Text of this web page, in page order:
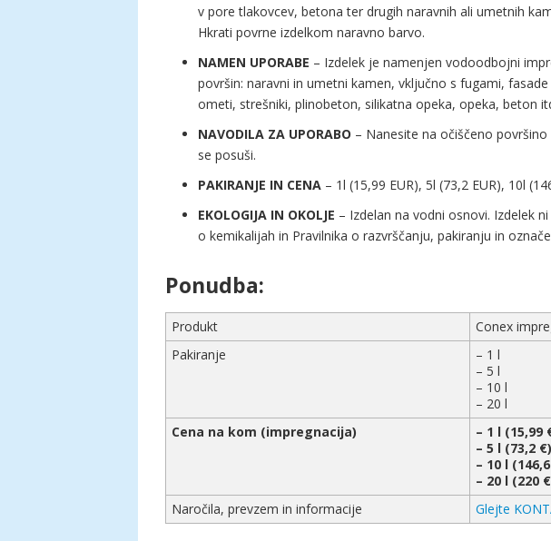
v pore tlakovcev, betona ter drugih naravnih ali umetnih
Hkrati povrne izdelkom naravno barvo.
NAMEN UPORABE – Izdelek je namenjen vodoodbojni
površin: naravni in umetni kamen, vključno s fugami,
ometi, strešniki, plinobeton, silikatna opeka, opeka, beton
NAVODILA ZA UPORABO – Nanesite na očiščeno
se posuši.
PAKIRANJE IN CENA – 1l (15,99 EUR), 5l (73,2 EUR), 10l
EKOLOGIJA IN OKOLJE – Izdelan na vodni osnovi. Izdelek
o kemikalijah in Pravilnika o razvrščanju, pakiranju in
Ponudba:
Produkt
Conex
Pakiranje
– 1 l
– 5 l
– 10 l
– 20 l
Cena na kom (impregnacija)
– 1 l (15,99
– 5 l (73,2 €)
– 10 l
– 20 l (220
Naročila, prevzem in informacije
Glejte